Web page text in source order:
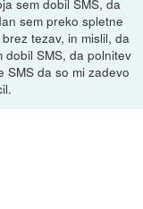
sem dobil SMS, da
sem preko spletne
tezav, in mislil, da
SMS, da polnitev
SMS da so mi zadevo